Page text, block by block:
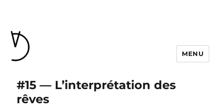
MENU
#15 — L’interprétation des
rêves